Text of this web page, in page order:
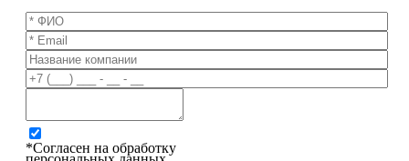
*Согласен на обработку